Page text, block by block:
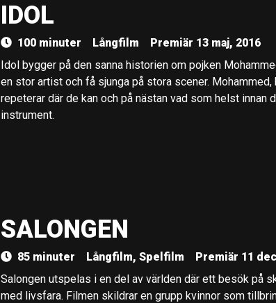
IDOL
100 minuter Långfilm
Premiär 13 maj, 2016
Idol bygger på den sanna historien om pojken
en stor artist och få sjunga på stora scener.
repeterar där de kan och på nästan vad som helst innan
instrument.
SALONGEN
85 minuter Långfilm, Spelfilm
Premiär 11
Salongen utspelas i en del av världen där ett besök på
med livsfara. Filmen skildrar en grupp kvinnor som